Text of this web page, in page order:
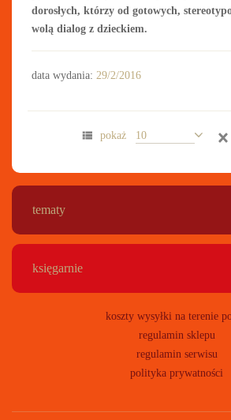
dorosłych, którzy od gotowych,
wolą dialog z dzieckiem.
data wydania: 29/2/2016
tematy
księgarnie
koszty wysyłki na terenie
regulamin sklepu
regulamin serwisu
polityka prywatności